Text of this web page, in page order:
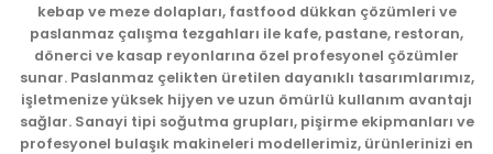
Ürün fiyatı diğer sitelerden daha pahalı.
Bu ürüne benzer farklı alternatifler olmalı.
kebap ve meze dolapları, fastfood dükkan çözümleri ve
paslanmaz çalışma tezgahları ile kafe, pastane, restoran,
dönerci ve kasap reyonlarına özel profesyonel çözümler
sunar. Paslanmaz çelikten üretilen dayanıklı tasarımlarımız,
işletmenize yüksek hijyen ve uzun ömürlü kullanım avantajı
sağlar. Sanayi tipi soğutma grupları, pişirme ekipmanları ve
profesyonel bulaşık makineleri modellerimiz, ürünlerinizi en